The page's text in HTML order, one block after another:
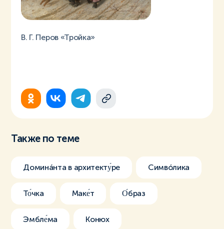
В. Г. Перов «Тройка»
Также по теме
Доминáнта в архитекту́ре Симвóлика
То́чка Маке́т О́браз
Эмбле́ма Конюх